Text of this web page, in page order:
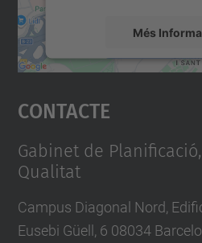
Més
Accepta
powered by
Contacte
Gabinet de
Qualitat
Campus Diagonal Nord,
Eusebi Güell, 6 08034